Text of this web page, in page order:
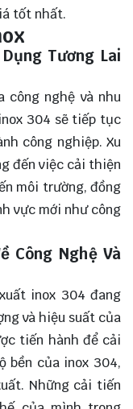
tốt nhất.
Tương Lai
công nghệ và nhu
304 sẽ tiếp tục
công nghiệp. Xu
đến việc cải thiện
môi trường, đồng
vực mới như công
Công Nghệ Và
inox 304 đang
và hiệu suất của
tiến hành để cải
bền của inox 304,
Những cải tiến